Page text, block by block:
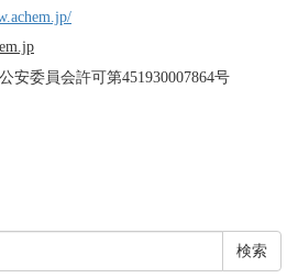
安委員会許可第451930007864号